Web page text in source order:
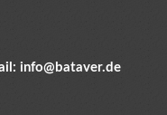
info@bataver.de